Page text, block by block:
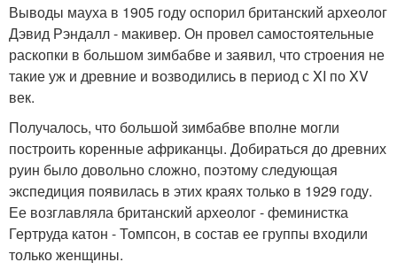
Выводы мауха в 1905 году оспорил британский археолог
Дэвид Рэндалл - макивер. Он провел самостоятельные
раскопки в большом зимбабве и заявил, что строения не
такие уж и древние и возводились в период с XI по XV
век.
Получалось, что большой зимбабве вполне могли
построить коренные африканцы. Добираться до древних
руин было довольно сложно, поэтому следующая
экспедиция появилась в этих краях только в 1929 году.
Ее возглавляла британский археолог - феминистка
Гертруда катон - Томпсон, в состав ее группы входили
только женщины.